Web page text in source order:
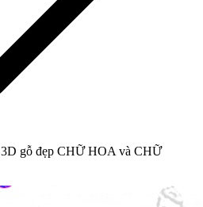
gỗ đẹp CHỮ HOA và CHỮ